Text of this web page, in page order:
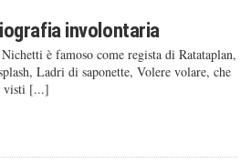
involontaria
è famoso come regista di Ratataplan,
Ladri di saponette, Volere volare, che
visti [...]